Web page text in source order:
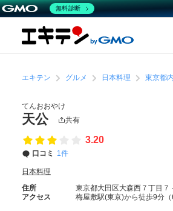
エキテン グルメ 日本料理 東京都
てんおおやけ
天公 共有
3.20
口コミ 1件
日本料理
住所
東京都大田区大森西７丁目７
アクセス
梅屋敷駅(東京)から徒歩9分（
無料診断